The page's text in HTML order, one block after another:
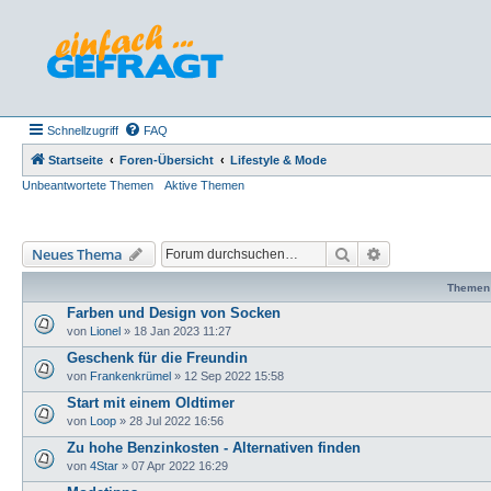
Schnellzugriff FAQ
Startseite Foren-Übersicht
Lifestyle & Mode
Unbeantwortete Themen
Aktive Themen
Neues Thema Suche
Themen
Farben und Design von Socken
von Lionel » 18 Jan 2023 11:27
Geschenk für die Freundin
von Frankenkrümel » 12 Sep 2022 15:58
Start mit einem Oldtimer
von Loop » 28 Jul 2022 16:56
Zu hohe Benzinkosten - Alternativen finden
von 4Star » 07 Apr 2022 16:29